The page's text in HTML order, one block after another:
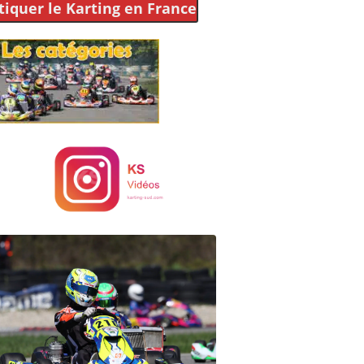
le Karting en France